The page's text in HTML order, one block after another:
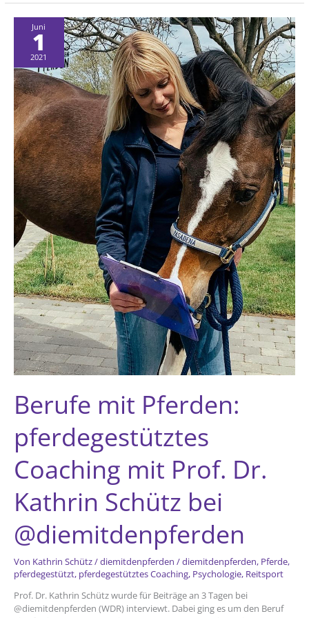
Gefühle
Juni
1
2021
Berufe mit Pferden:
pferdegestütztes
Coaching mit Prof. Dr.
Kathrin Schütz bei
@diemitdenpferden
Von Kathrin Schütz/diemitdenpferden /diemitdenpferden, Pferde,
pferdegestützt, pferdegestütztes Coaching, Psychologie, Reitsport
Prof. Dr. Kathrin Schütz wurde für Beiträge an 3 Tagen bei
@diemitdenpferden (WDR) interviewt. Dabei ging es um den Beruf